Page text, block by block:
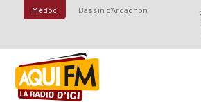
Médoc Bassin d'Arcachon